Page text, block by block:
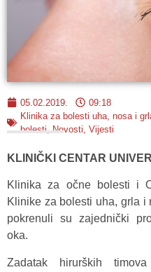
05.02.2019.
09:18
Klinika za bolesti uha, nosa i
bolesti,Novosti Vijesti
KLINIČKI CENTAR
Klinika za očne bolesti i
Klinike za bolesti uha, grla i
pokrenuli su zajednički
oka.
Zadatak hirurških